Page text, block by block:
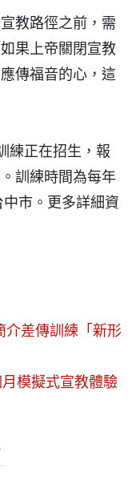
教路徑之前，需
果上帝關閉宣教
傳福音的心，這
練正在招生，報
訓練時間為每年
市。更多詳細資
介差傳訓練「新形
月模擬式宣教體驗